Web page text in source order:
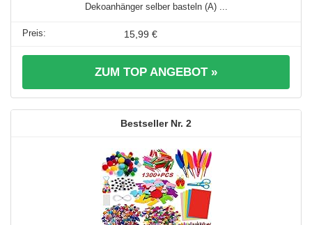
Dekoanhänger selber basteln (A) ...
15,99 €
ZUM TOP ANGEBOT »
2